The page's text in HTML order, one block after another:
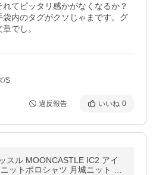
てピッタリ感かがなくなるか？
内のタグがクソじゃまです。グ
でし。
/S
違反報告 いいね 0
スル MOONCASTLE IC2 アイ
ットポロシャツ 月城ニット 日